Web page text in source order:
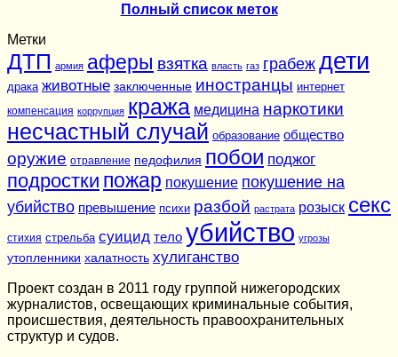
Полный список меток
Метки
ДТП армия аферы взятка власть газ грабеж дети
драка животные заключенные иностранцы интернет
компенсация коррупция кража медицина наркотики
несчастный случай образование общество
оружие отравление педофилия побои поджог
подростки пожар покушение покушение на
убийство превышение психи разбой растрата розыск секс
стихия стрельба суицид тело убийство угрозы
утопленники халатность хулиганство
Проект создан в 2011 году группой нижегородских
журналистов, освещающих криминальные события,
происшествия, деятельность правоохранительных
структур и судов.